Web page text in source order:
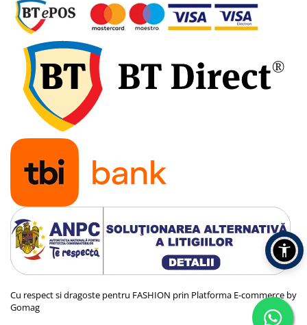
Cu respect si dragoste pentru FASHION prin Platforma E-commerce by
Gomag